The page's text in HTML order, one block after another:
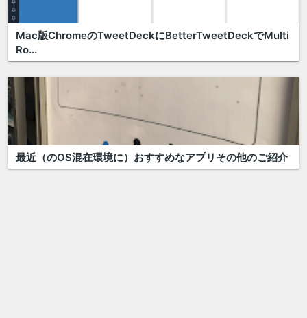
Mac版ChromeのTweetDeckにBetterTweetDeckでMulti
Ro...
最近（のOS混在環境に）おすすめなアプリその他のご紹介